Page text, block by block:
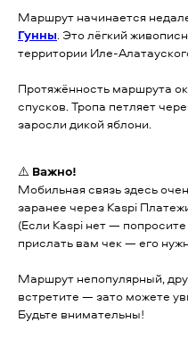
Маршрут начинается
Гунны . Это лёгкий
территории Иле-
Протяжённость маршрута
спусков. Тропа петляет
заросли дикой яблони.
⚠️ Важно!
Мобильная связь здесь
заранее через Kaspi
(Если Kaspi нет —
прислать вам чек — его
Маршрут непопулярный,
встретите — зато можете
Будьте внимательны!